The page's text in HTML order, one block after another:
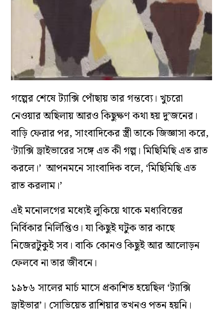
গল্পের শেষে ট্যাক্সি পোঁছায় তার গন্তব্যে। খুচরো
নেওয়ার অছিলায় আরও কিছুক্ষণ কথা হয় দু’জনের।
বাড়ি ফেরার পর, সাংবাদিকের স্ত্রী তাকে জিজ্ঞাসা করে,
‘ট্যাক্সি ড্রাইভারের সঙ্গে এত কী গল্প। মিছিমিছি এত রাত
করলে।’ আপনমনে সাংবাদিক বলে, ‘মিছিমিছি এত
রাত করলাম।’
এই মনোলগের মধ্যেই লুকিয়ে থাকে মধ্যবিত্তের
নির্বিকার নির্লিপ্তিও। যা কিছুই ঘটুক তার কাছে
নিজেরটুকুই সব। বাকি কোনও কিছুই আর আলোড়ন
ফেলবে না তার জীবনে।
১৯৮৬ সালের মার্চ মাসে প্রকাশিত হয়েছিল ‘ট্যাক্সি
ড্রাইভার’। সোভিয়েত রাশিয়ার তখনও পতন হয়নি।